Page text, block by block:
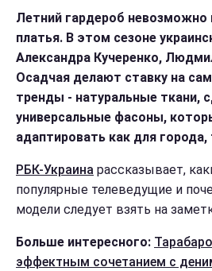
Летний гардероб невозможно
платья. В этом сезоне
Александра Кучеренко,
Осадчая делают ставку на
тренды - натуральные ткани,
универсальные фасоны,
адаптировать как для
РБК-Украина рассказывает,
популярные телеведущие и
модели следует взять на
Больше интересного:
эффектным сочетанием с